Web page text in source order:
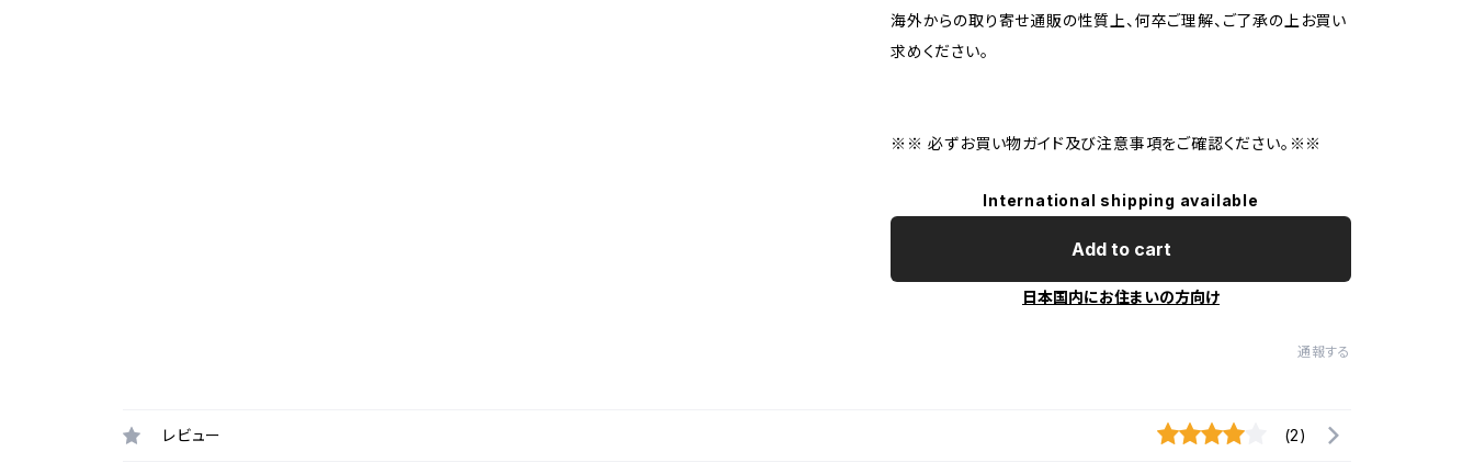
海外からの取り寄せ通販の性質上、何卒ご理解、ご了承の上お買い
求めください。
※※ 必ずお買い物ガイド及び注意事項をご確認ください。※※
International shipping available
Add to cart
日本国内にお住まいの方向け
通報する
レビュー (2)